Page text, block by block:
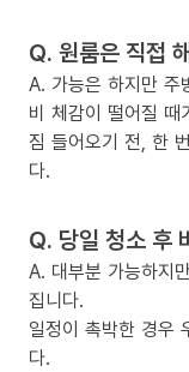
Q. 원룸은 직접
A. 가능은 하지만 주
비 체감이 떨어질 때
짐 들어오기 전, 한
다.
Q. 당일 청소 후
A. 대부분 가능하지
집니다.
일정이 촉박한 경우
다.